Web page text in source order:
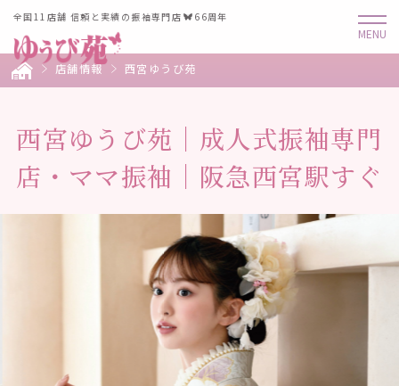
全国11店舗 信頼と実績の振袖専門店 66周年
店舗情報 西宮ゆうび苑
西宮ゆうび苑｜成人式振袖専門
店・ママ振袖｜阪急西宮駅すぐ